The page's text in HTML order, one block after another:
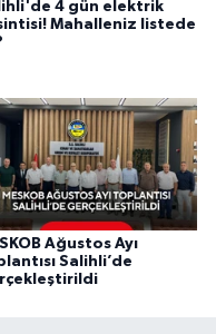
4 gün elektrik
Mahalleniz listede
Ağustos Ayı
Salihli’de